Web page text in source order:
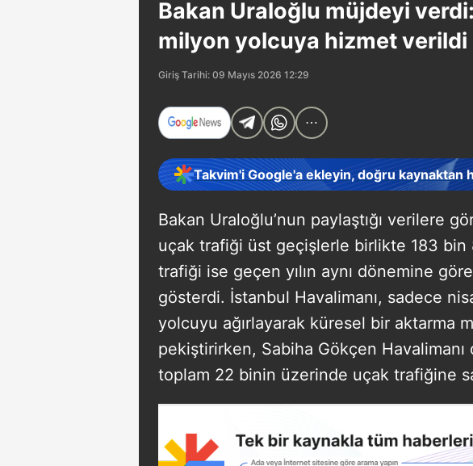
Bakan Uraloğlu müjdeyi
milyon yolcuya hizmet verildi
Giriş Tarihi: 09 Mayıs 2026 12:29
Takvim'i Google'a ekleyin, doğru kaynaktan
Bakan Uraloğlu’nun paylaştığı verilere
uçak trafiği üst geçişlerle birlikte 183 bin
trafiği ise geçen yılın aynı dönemine
gösterdi. İstanbul Havalimanı, sadece
yolcuyu ağırlayarak küresel bir aktarma
pekiştirirken, Sabiha Gökçen Havalimanı
toplam 22 binin üzerinde uçak trafiğine